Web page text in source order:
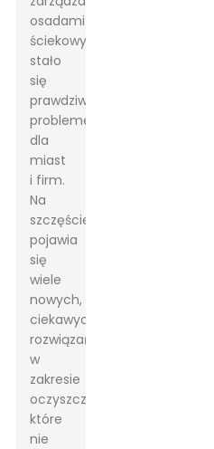
osadami
ściekowymi
stało
się
prawdziwym
problemem
dla
miast
i firm.
Na
szczęście
pojawia
się
wiele
nowych,
ciekawych
rozwiązań
w
zakresie
oczyszczania,
które
nie